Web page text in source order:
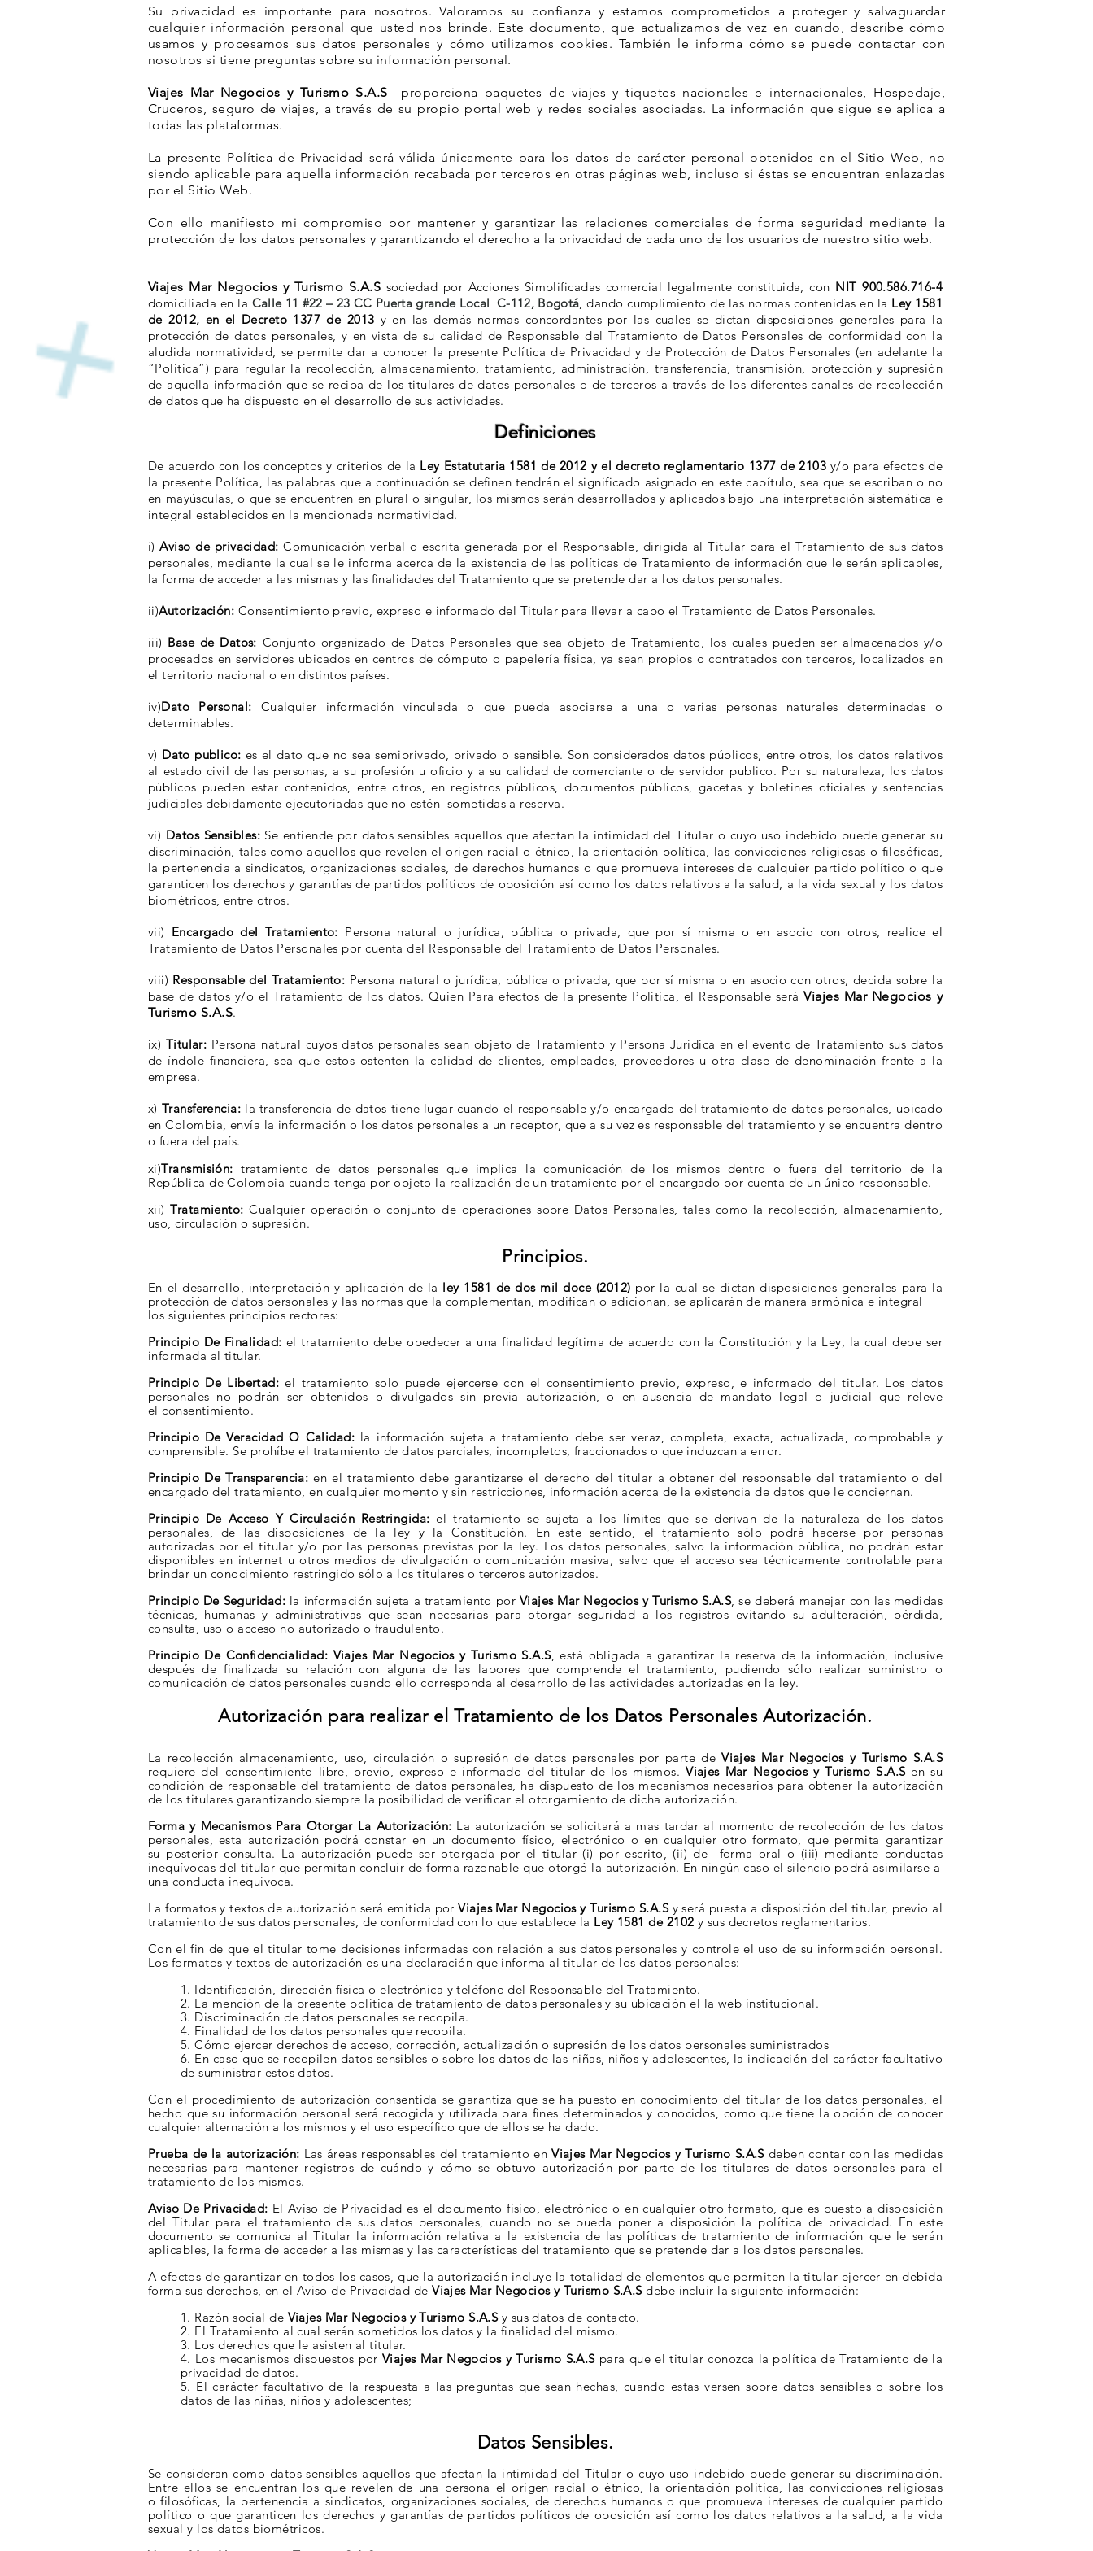
Su privacidad es importante para nosotros. Valoramos su confianza y estamos comprometidos a proteger y salvaguardar
cualquier información personal que usted nos brinde. Este documento, que actualizamos de vez en cuando, describe cómo
usamos y procesamos sus datos personales y cómo utilizamos cookies. También le informa cómo se puede contactar con
nosotros si tiene preguntas sobre su información personal.
Viajes Mar Negocios y Turismo S.A.S proporciona paquetes de viajes y tiquetes nacionales e internacionales, Hospedaje,
Cruceros, seguro de viajes, a través de su propio portal web y redes sociales asociadas. La información que sigue se aplica a
todas las plataformas.
La presente Política de Privacidad será válida únicamente para los datos de carácter personal obtenidos en el Sitio Web, no
siendo aplicable para aquella información recabada por terceros en otras páginas web, incluso si éstas se encuentran enlazadas
por el Sitio Web.
Con ello manifiesto mi compromiso por mantener y garantizar las relaciones comerciales de forma seguridad mediante la
protección de los datos personales y garantizando el derecho a la privacidad de cada uno de los usuarios de nuestro sitio web.
Viajes Mar Negocios y Turismo S.A.S sociedad por Acciones Simplificadas comercial legalmente constituida, con NIT 900.586.716-4
domiciliada en la Calle 11 #22 – 23 CC Puerta grande LocalC-112, Bogotá, dando cumplimiento de las normas contenidas en la Ley 1581
de 2012, en el Decreto 1377 de 2013 y en las demás normas concordantes por las cuales se dictan disposiciones generales para la
protección de datos personales, y en vista de su calidad de Responsable del Tratamiento de Datos Personales de conformidad con la
aludida normatividad, se permite dar a conocer la presente Política de Privacidad y de Protección de Datos Personales (en adelante la
“Política”) para regular la recolección, almacenamiento, tratamiento, administración, transferencia, transmisión, protección y supresión
de aquella información que se reciba de los titulares de datos personales o de terceros a través de los diferentes canales de recolección
de datos que ha dispuesto en el desarrollo de sus actividades.
Definiciones
De acuerdo con los conceptos y criterios de la Ley Estatutaria 1581 de 2012 y el decreto reglamentario 1377 de 2103y/o para efectos de
la presente Política, las palabras que a continuación se definen tendrán el significado asignado en este capítulo, sea que se escriban o no
en mayúsculas, o que se encuentren en plural o singular, los mismos serán desarrollados y aplicados bajo una interpretación sistemática e
integral establecidos en la mencionada normatividad.
i) Aviso de privacidad: Comunicación verbal o escrita generada por el Responsable, dirigida al Titular para el Tratamiento de sus datos
personales, mediante la cual se le informa acerca de la existencia de las políticas de Tratamiento de información que le serán aplicables,
la forma de acceder a las mismas y las finalidades del Tratamiento que se pretende dar a los datos personales.
ii)Autorización: Consentimiento previo, expreso e informado del Titular para llevar a cabo el Tratamiento de Datos Personales.
iii) Base de Datos: Conjunto organizado de Datos Personales que sea objeto de Tratamiento, los cuales pueden ser almacenados y/o
procesados en servidores ubicados en centros de cómputo o papelería física, ya sean propios o contratados con terceros, localizados en
el territorio nacional o en distintos países.
iv)Dato Personal: Cualquier información vinculada o que pueda asociarse a una o varias personas naturales determinadas o
determinables.
v) Dato publico: es el dato que no sea semiprivado, privado o sensible. Son considerados datos públicos, entre otros, los datos relativos
al estado civil de las personas, a su profesión u oficio y a su calidad de comerciante o de servidor publico. Por su naturaleza, los datos
públicos pueden estar contenidos, entre otros, en registros públicos, documentos públicos, gacetas y boletines oficiales y sentencias
judiciales debidamente ejecutoriadas que no estén sometidas a reserva.
vi) Datos Sensibles: Se entiende por datos sensibles aquellos que afectan la intimidad del Titular o cuyo uso indebido puede generar su
discriminación, tales como aquellos que revelen el origen racial o étnico, la orientación política, las convicciones religiosas o filosóficas,
la pertenencia a sindicatos, organizaciones sociales, de derechos humanos o que promueva intereses de cualquier partido político o que
garanticen los derechos y garantías de partidos políticos de oposición así como los datos relativos a la salud, a la vida sexual y los datos
biométricos, entre otros.
vii) Encargado del Tratamiento: Persona natural o jurídica, pública o privada, que por sí misma o en asocio con otros, realice el
Tratamiento de Datos Personales por cuenta del Responsable del Tratamiento de Datos Personales.
viii) Responsable del Tratamiento: Persona natural o jurídica, pública o privada, que por sí misma o en asocio con otros, decida sobre la
base de datos y/o el Tratamiento de los datos. Quien Para efectos de la presente Política, el Responsable seráViajes Mar Negocios y
Turismo S.A.S.
ix) Titular: Persona natural cuyos datos personales sean objeto de Tratamiento y Persona Jurídica en el evento de Tratamiento sus datos
de índole financiera, sea que estos ostenten la calidad de clientes, empleados, proveedores u otra clase de denominación frente a la
empresa.
x) Transferencia: la transferencia de datos tiene lugar cuando el responsable y/o encargado del tratamiento de datos personales, ubicado
en Colombia, envía la información o los datos personales a un receptor, que a su vez es responsable del tratamiento y se encuentra dentro
o fuera del país.
xi)Transmisión: tratamiento de datos personales que implica la comunicación de los mismos dentro o fuera del territorio de la
República de Colombia cuando tenga por objeto la realización de un tratamiento por el encargado por cuenta de un único responsable.
xii)Tratamiento: Cualquier operación o conjunto de operaciones sobre Datos Personales, tales como la recolección, almacenamiento,
uso, circulación o supresión.
Principios.
En el desarrollo, interpretación y aplicación de la ley 1581 de dos mil doce (2012) por la cual se dictan disposiciones generales para la
protección de datos personales y las normas que la complementan, modifican o adicionan, se aplicarán de manera armónica e integral
los siguientes principios rectores:
Principio De Finalidad: el tratamiento debe obedecer a una finalidad legítima de acuerdo con la Constitución y la Ley, la cual debe ser
informada al titular.
Principio De Libertad: el tratamiento solo puede ejercerse con el consentimiento previo,expreso, e informado del titular. Los datos
personales no podrán ser obtenidos o divulgadossin previa autorización, o en ausencia de mandato legal o judicial que releve
elconsentimiento.
Principio De Veracidad O Calidad: la información sujeta a tratamiento debe ser veraz, completa, exacta, actualizada, comprobable y
comprensible. Se prohíbe el tratamiento dedatos parciales, incompletos, fraccionados o que induzcan a error.
Principio De Transparencia: en el tratamiento debe garantizarse el derecho del titular aobtener del responsable del tratamiento o del
encargado del tratamiento, en cualquier momento y sin restricciones, información acerca de la existencia de datos que leconciernan.
Principio De Acceso Y Circulación Restringida:el tratamiento se sujeta a los límites que sederivan de la naturaleza de los datos
personales, de las disposiciones de la ley y la Constitución. En este sentido, el tratamiento sólo podrá hacerse por personas
autorizadas por el titular y/o por las personas previstas por la ley. Los datos personales, salvo la información pública, no podrán estar
disponibles en internet u otros medios de divulgación o comunicación masiva, salvo que el acceso seatécnicamente controlable para
brindar un conocimiento restringido sólo a los titulares o terceros autorizados.
Principio De Seguridad: la información sujeta a tratamiento por Viajes Mar Negocios y Turismo S.A.S, se deberá manejar con las medidas
técnicas, humanas y administrativas que sean necesarias para otorgar seguridad a los registros evitando su adulteración, pérdida,
consulta, uso o acceso no autorizado o fraudulento.
Principio De Confidencialidad: Viajes Mar Negocios y Turismo S.A.S, está obligada a garantizar la reserva de la información, inclusive
después de finalizada su relación con alguna de las labores quecomprende el tratamiento, pudiendo sólo realizar suministro o
comunicación de datos personales cuando ello corresponda al desarrollo de las actividades autorizadas en la ley.
Autorización para realizar el Tratamiento de los Datos Personales Autorización.
La recolección almacenamiento, uso, circulación o supresión de datos personales por parte deViajes Mar Negocios y Turismo S.A.S
requiere del consentimiento libre, previo, expreso e informado del titular de los mismos.Viajes Mar Negocios y Turismo S.A.Sen su
condición de responsable del tratamiento de datos personales, ha dispuesto de los mecanismos necesarios para obtener la autorización
de los titulares garantizando siempre la posibilidad de verificar el otorgamiento de dicha autorización.
Forma y Mecanismos Para Otorgar La Autorización: La autorización se solicitará a mas tardar al momento de recolección de los datos
personales, esta autorización podrá constar en un documento físico, electrónico o en cualquier otro formato, que permita garantizar
su posterior consulta. La autorización puede ser otorgada por el titular (i) por escrito, (ii) de forma oral o (iii) mediante conductas
inequívocas del titular que permitan concluir deforma razonable que otorgó la autorización. En ningún caso el silencio podrá asimilarse a
una conducta inequívoca.
La formatos y textos de autorización será emitida porViajes Mar Negocios y Turismo S.A.Sy será puesta a disposición del titular, previo al
tratamiento de sus datos personales, de conformidad con lo que establece la Ley 1581 de 2102 y sus decretos reglamentarios.
Con el fin de que el titular tome decisiones informadas con relación a sus datos personalesy controle el uso de su información personal.
Los formatos y textos de autorización es unadeclaración que informa al titular de los datos personales:
1. Identificación, dirección física o electrónica y teléfono del Responsable delTratamiento.
2. La mención de la presente política de tratamiento de datos personales y su ubicaciónel la web institucional.
3. Discriminación de datos personales se recopila.
4. Finalidad de los datos personales que recopila.
5. Cómo ejercer derechos de acceso, corrección, actualización o supresión de los datos personales suministrados
6. En caso que se recopilen datos sensibles o sobre los datos de las niñas, niños y adolescentes, la indicación del carácter facultativo
de suministrar estos datos.
Con el procedimiento de autorización consentida se garantiza que se ha puesto enconocimiento del titular de los datos personales, el
hecho que su información personal será recogida y utilizada para fines determinados y conocidos, como que tiene la opción de conocer
cualquier alternación a los mismos y el uso específico que de ellos se ha dado.
Prueba de la autorización: Las áreas responsables del tratamiento enViajes Mar Negocios y Turismo S.A.Sdeben contar con las medidas
necesarias para mantener registros de cuándo y cómo seobtuvo autorización por parte de los titulares de datos personales para el
tratamiento de los mismos.
Aviso De Privacidad: El Aviso de Privacidad es el documento físico, electrónico o encualquier otro formato, que es puesto a disposición
del Titular para el tratamiento de sus datos personales, cuando no se pueda poner adisposición la política de privacidad. En este
documento se comunica al Titular la información relativa a la existencia de las políticas de tratamiento de información que le serán
aplicables, la forma de acceder a las mismas y las características del tratamiento que se pretende dar a los datos personales.
A efectos de garantizar en todos los casos, que la autorización incluye la totalidad de elementos que permiten la titular ejercer en debida
forma sus derechos, en el Aviso de Privacidad deViajes Mar Negocios y Turismo S.A.Sdebe incluir la siguiente información:
1. Razón social de Viajes Mar Negocios y Turismo S.A.Sy sus datos de contacto.
2. El Tratamiento al cual serán sometidos los datos y la finalidad del mismo.
3. Los derechos que le asisten al titular.
4. Los mecanismos dispuestos por Viajes Mar Negocios y Turismo S.A.Spara que el titular conozca la política de Tratamiento de la
privacidad de datos.
5. El carácter facultativo de la respuesta a las preguntas que sean hechas, cuando estasversen sobre datos sensibles o sobre los
datos de las niñas, niños y adolescentes;
Datos Sensibles.
Se consideran como datos sensibles aquellos que afectan la intimidad del Titular o cuyo uso indebido puede generar su discriminación.
Entre ellos se encuentran los que revelen de una persona el origen racial o étnico, la orientación política, las convicciones religiosas
ofilosóficas, la pertenencia a sindicatos, organizaciones sociales, de derechos humanos o que promueva intereses de cualquier partido
político o que garanticen los derechos y garantíasde partidos políticos de oposición así como los datos relativos a la salud, a la vida
sexual y los datos biométricos.